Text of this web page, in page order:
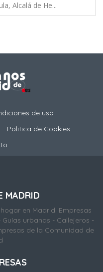
Alcalá de He...
de uso
Politica de Cookies
MADRID
en Madrid. Empresas
urbanas - Callejeros -
de la Comunidad de